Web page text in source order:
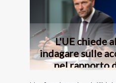
L'UE chiede
indagare sulle
nel rapporto